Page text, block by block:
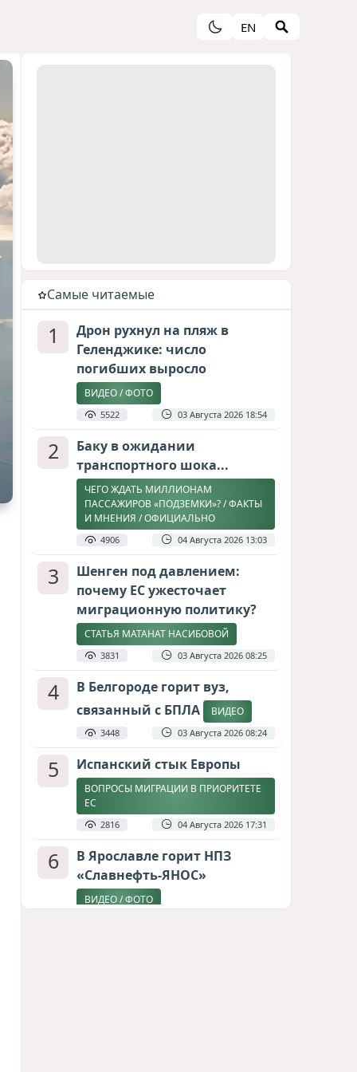
EN
Cамые читаемые
1
Дрон рухнул на пляж в
Геленджике: число
погибших выросло
ВИДЕО / ФОТО
5522 03 Августа 2026 18:54
2
Баку в ожидании
транспортного шока...
ЧЕГО ЖДАТЬ МИЛЛИОНАМ
ПАССАЖИРОВ «ПОДЗЕМКИ»? / ФАКТЫ
И МНЕНИЯ / ОФИЦИАЛЬНО
4906 04 Августа 2026 13:03
3
Шенген под давлением:
почему ЕС ужесточает
миграционную политику?
СТАТЬЯ МАТАНАТ НАСИБОВОЙ
3831 03 Августа 2026 08:25
4
В Белгороде горит вуз,
связанный с БПЛА
ВИДЕО
3448 03 Августа 2026 08:24
5 Испанский стык Европы
ВОПРОСЫ МИГРАЦИИ В ПРИОРИТЕТЕ
ЕС
2816 04 Августа 2026 17:31
6
В Ярославле горит НПЗ
«Славнефть-ЯНОС»
ВИДЕО / ФОТО